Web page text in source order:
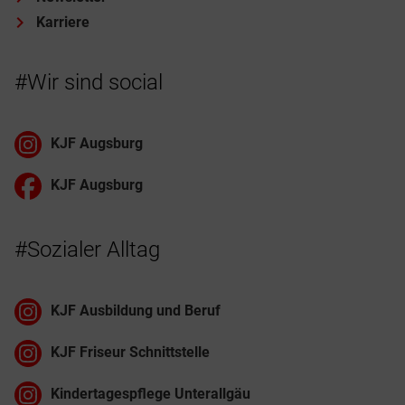
Karriere
#Wir sind social
KJF Augsburg
KJF Augsburg
#Sozialer Alltag
KJF Ausbildung und Beruf
KJF Friseur Schnittstelle
Kindertagespflege Unterallgäu